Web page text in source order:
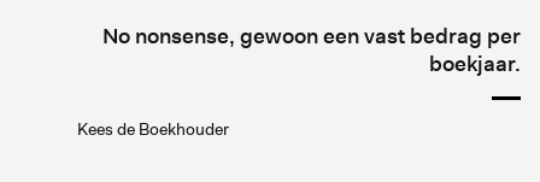
No nonsense, gewoon een vast bedrag per
boekjaar.
Kees de Boekhouder